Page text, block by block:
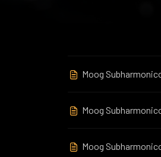
Moog
Moog
Moog